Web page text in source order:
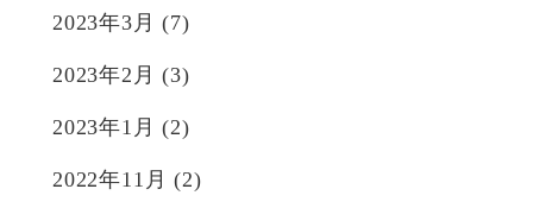
2023年3月 (7)
2023年2月 (3)
2023年1月 (2)
2022年11月 (2)